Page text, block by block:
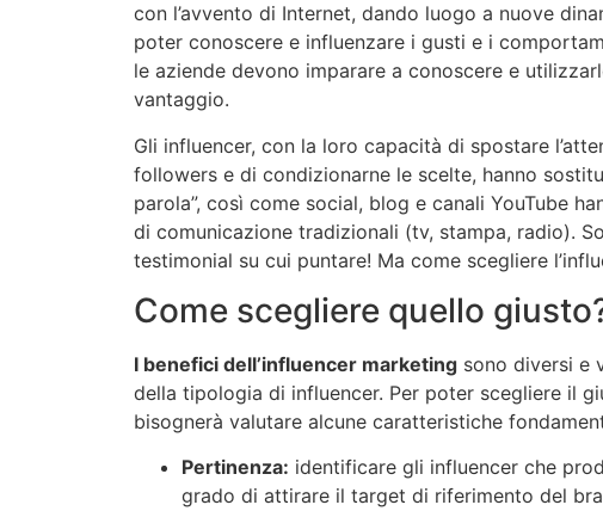
con l’avvento di Internet, dando luogo a nuove
poter conoscere e influenzare i gusti e i
le aziende devono imparare a conoscere e
vantaggio.
Gli influencer, con la loro capacità di spostare
followers e di condizionarne le scelte, hanno
parola”, così come social, blog e canali YouTube
di comunicazione tradizionali (tv, stampa, radio).
testimonial su cui puntare! Ma come scegliere
Come scegliere quello
I benefici dell’influencer marketing sono diversi e
della tipologia di influencer. Per poter scegliere il
bisognerà valutare alcune caratteristiche
Pertinenza: identificare gli influencer che
grado di attirare il target di riferimento del